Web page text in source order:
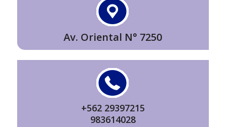
Av. Oriental N° 7250
+562 29397215
983614028